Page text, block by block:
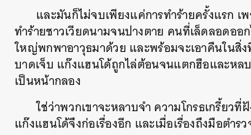
และมันก็ไม่จบเพียงแค่การทำร้ายครั้งแรก
ทำร้ายชาวเวียดนามจนปางตาย คนที่เล็ดลอดอ
ใหญ่พกพาอาวุธมาด้วย และพร้อมจะเอาคืนในสิ่
บาดเจ็บ แก๊งแฮนโด้ถูกไล่ต้อนจนแตกฮือและหล
เป็นหน้ากลอง
ใช่ว่าพวกเขาจะหลาบจำ ความโกรธเกรี้ย
แก๊งแฮนโด้จึงก่อเรื่องอีก และเมื่อเรื่องถึงมือตำร